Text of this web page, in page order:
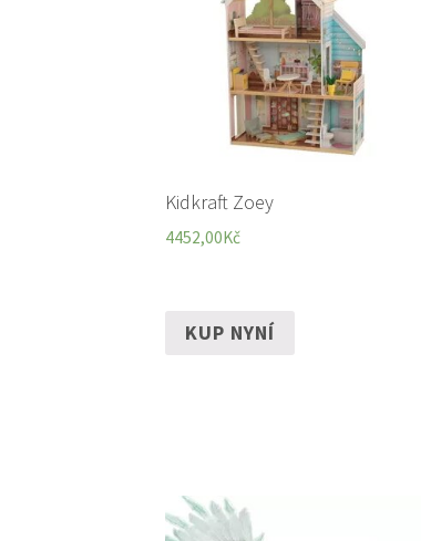
Kidkraft Zoey
4452,00Kč
KUP NYNÍ